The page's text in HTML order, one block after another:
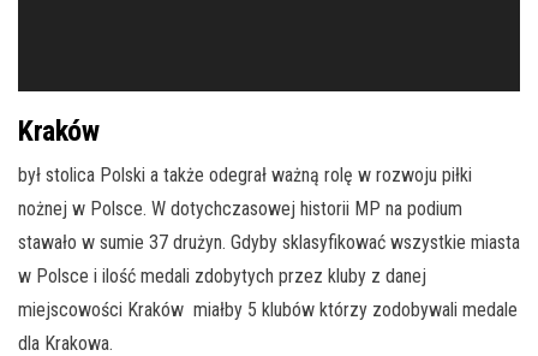
Kraków
był stolica Polski a także odegrał ważną rolę w rozwoju piłki
nożnej w Polsce. W dotychczasowej historii MP na podium
stawało w sumie 37 drużyn. Gdyby sklasyfikować wszystkie miasta
w Polsce i ilość medali zdobytych przez kluby z danej
miejscowości Kraków miałby 5 klubów którzy zodobywali medale
dla Krakowa.